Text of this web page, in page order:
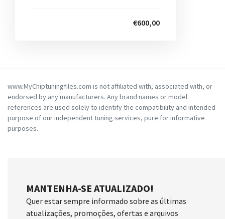
€600,00
www.MyChiptuningfiles.com is not affiliated with, associated with, or
endorsed by any manufacturers. Any brand names or model
references are used solely to identify the compatibility and intended
purpose of our independent tuning services, pure for informative
purposes.
MANTENHA-SE ATUALIZADO!
Quer estar sempre informado sobre as últimas
atualizações, promoções, ofertas e arquivos